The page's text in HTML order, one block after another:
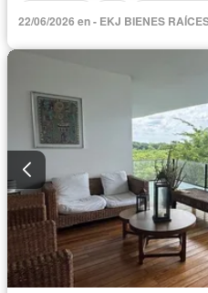
Sin
22/06/2026 en - EKJ BIENES